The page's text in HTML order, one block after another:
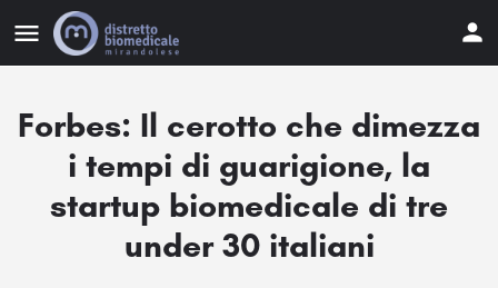
Forbes: Il cerotto che dimezza
i tempi di guarigione, la
startup biomedicale di tre
under 30 italiani